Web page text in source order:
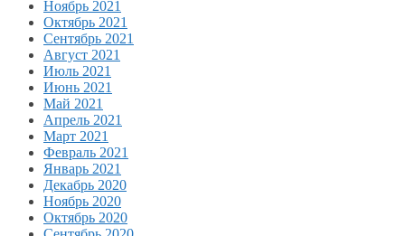
Ноябрь 2021
Октябрь 2021
Сентябрь 2021
Август 2021
Июль 2021
Июнь 2021
Май 2021
Апрель 2021
Март 2021
Февраль 2021
Январь 2021
Декабрь 2020
Ноябрь 2020
Октябрь 2020